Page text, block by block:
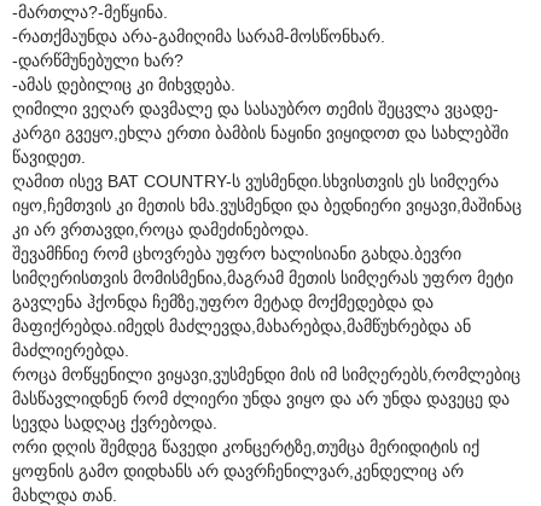
-მართლა?-მეწყინა.
-რათქმაუნდა არა-გამიღიმა სარამ-მოსწონხარ.
-დარწმუნებული ხარ?
-ამას დებილიც კი მიხვდება.
ღიმილი ვეღარ დავმალე და სასაუბრო თემის შეცვლა ვცადე-
კარგი გვეყო,ეხლა ერთი ბამბის ნაყინი ვიყიდოთ და სახლებში
წავიდეთ.
ღამით ისევ BAT COUNTRY-ს ვუსმენდი.სხვისთვის ეს სიმღერა
იყო,ჩემთვის კი მეთის ხმა.ვუსმენდი და ბედნიერი ვიყავი,მაშინაც
კი არ ვრთავდი,როცა დამეძინებოდა.
შევამჩნიე რომ ცხოვრება უფრო ხალისიანი გახდა.ბევრი
სიმღერისთვის მომისმენია,მაგრამ მეთის სიმღერას უფრო მეტი
გავლენა ჰქონდა ჩემზე,უფრო მეტად მოქმედებდა და
მაფიქრებდა.იმედს მაძლევდა,მახარებდა,მამწუხრებდა ან
მაძლიერებდა.
როცა მოწყენილი ვიყავი,ვუსმენდი მის იმ სიმღერებს,რომლებიც
მასწავლიდნენ რომ ძლიერი უნდა ვიყო და არ უნდა დავეცე და
სევდა სადღაც ქვრებოდა.
ორი დღის შემდეგ წავედი კონცერტზე,თუმცა მერიდიტის იქ
ყოფნის გამო დიდხანს არ დავრჩენილვარ,კენდელიც არ
მახლდა თან.